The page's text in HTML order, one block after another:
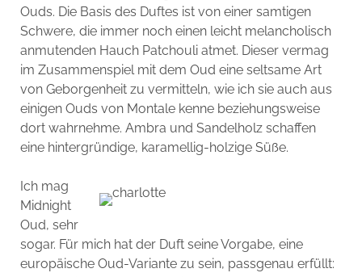
Ouds. Die Basis des Duftes ist von einer samtigen
Schwere, die immer noch einen leicht melancholisch
anmutenden Hauch Patchouli atmet. Dieser vermag
im Zusammenspiel mit dem Oud eine seltsame Art
von Geborgenheit zu vermitteln, wie ich sie auch aus
einigen Ouds von Montale kenne beziehungsweise
dort wahrnehme. Ambra und Sandelholz schaffen
eine hintergründige, karamellig-holzige Süße.
Ich mag
Midnight
Oud, sehr
sogar. Für mich hat der Duft seine Vorgabe, eine
europäische Oud-Variante zu sein, passgenau erfüllt: